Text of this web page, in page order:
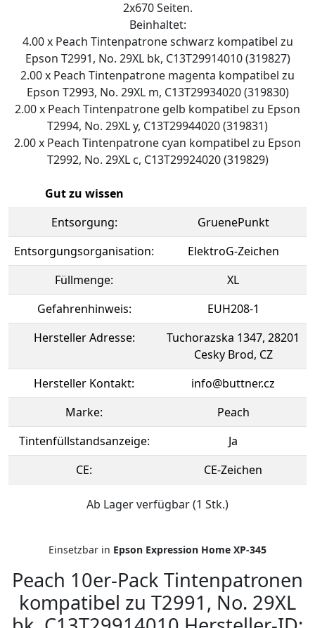
2x670 Seiten.
Beinhaltet:
4.00 x Peach Tintenpatrone schwarz kompatibel zu
Epson T2991, No. 29XL bk, C13T29914010 (319827)
2.00 x Peach Tintenpatrone magenta kompatibel zu
Epson T2993, No. 29XL m, C13T29934020 (319830)
2.00 x Peach Tintenpatrone gelb kompatibel zu Epson
T2994, No. 29XL y, C13T29944020 (319831)
2.00 x Peach Tintenpatrone cyan kompatibel zu Epson
T2992, No. 29XL c, C13T29924020 (319829)
Gut zu wissen
Entsorgung:
GruenePunkt
Entsorgungsorganisation:
ElektroG-Zeichen
Füllmenge:
XL
Gefahrenhinweis:
EUH208-1
Hersteller Adresse:
Tuchorazska 1347, 28201
Cesky Brod, CZ
Hersteller Kontakt:
info@buttner.cz
Marke:
Peach
Tintenfüllstandsanzeige:
Ja
CE:
CE-Zeichen
Ab Lager verfügbar (1 Stk.)
Einsetzbar in Epson Expression Home XP-345
Peach 10er-Pack Tintenpatronen
kompatibel zu T2991, No. 29XL